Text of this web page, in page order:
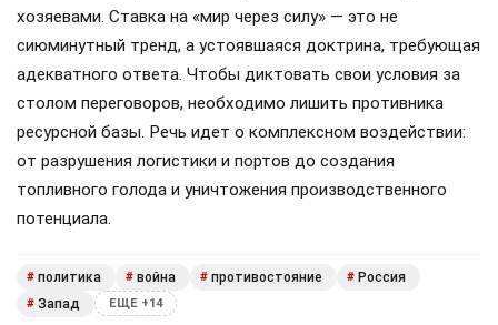
хозяевами. Ставка на «мир через силу» — это не
сиюминутный тренд, а устоявшаяся доктрина, требующая
адекватного ответа. Чтобы диктовать свои условия за
столом переговоров, необходимо лишить противника
ресурсной базы. Речь идет о комплексном воздействии:
от разрушения логистики и портов до создания
топливного голода и уничтожения производственного
потенциала.
# политика # война # противостояние # Россия
# Запад ЕЩЕ +14